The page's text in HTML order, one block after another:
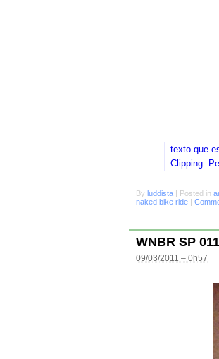
texto que
Clipping:
By luddista | Posted in
naked bike ride |
WNBR SP 011
09/03/2011 – 0h57